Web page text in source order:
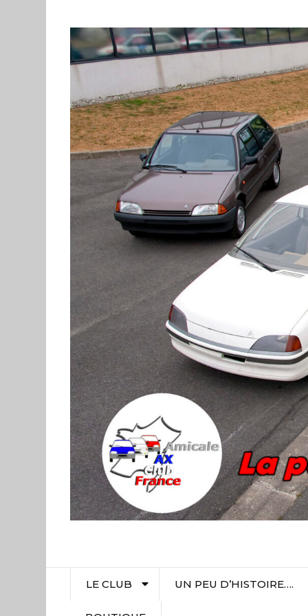
LE CLUB UN PEU D’HISTOIRE….